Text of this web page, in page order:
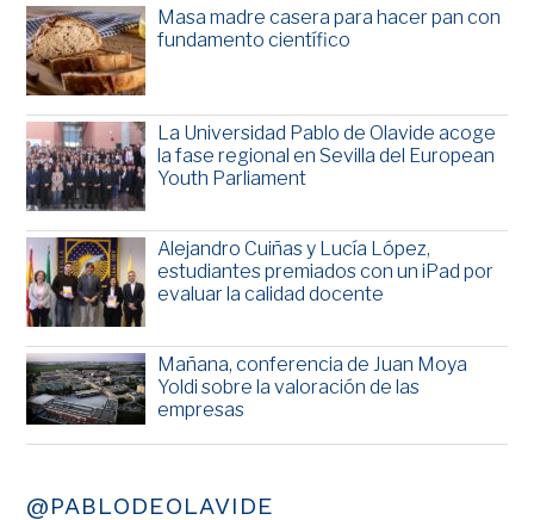
Masa madre casera para hacer pan con
fundamento científico
La Universidad Pablo de Olavide acoge
la fase regional en Sevilla del European
Youth Parliament
Alejandro Cuiñas y Lucía López,
estudiantes premiados con un iPad por
evaluar la calidad docente
Mañana, conferencia de Juan Moya
Yoldi sobre la valoración de las
empresas
@PABLODEOLAVIDE